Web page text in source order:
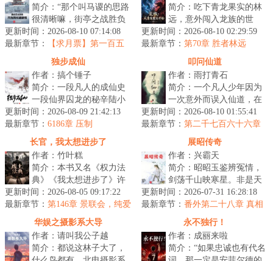
简介：“那个叫马谡的思路
很清晰嘛，街亭之战胜负
手就在山上！连山都不敢
占的，都是庸才，根本不
足为虑！...
更新时间：2026-08-10 07:14:08
最新章节：
【求月票】第一百五
十六章 地榜开启！
简介：吃下青龙果实的林
远，意外闯入龙族的世
界。在这里，龙是代表着
权与力的巅峰，是带来绝
望与毁灭的宿...
更新时间：2026-08-10 02:29:59
最新章节： 第70章 胜者林远
独步成仙
作者：搞个锤子
简介：一段凡人的成仙史
一段仙界囚龙的秘辛陆小
天最初的追求不过是踏上
永生的仙道，但披荆斩棘
得偿所愿之...
更新时间：2026-08-09 21:42:13
最新章节： 6186章 压制
叩问仙道
作者：雨打青石
简介：一个凡人少年因为
一次意外而误入仙道，在
求仙路上挣扎前行。仙路
难于登天，面对重重险
阻，他的求道...
更新时间：2026-08-10 01:55:41
最新章节： 第二千七百六十六章
长官，我太想进步了
作者：竹叶糕
简介：本书又名《权力法
典》《我太想进步了》许
景川穿越到大灾变后秩序
重建之初的蓝星，这里工
业体系崩塌...
更新时间：2026-08-05 09:17:22
最新章节： 第146章 景联会，纯爱
战士倒下了（求月票）
展昭传奇
作者：兴霸天
简介：昭昭玉鉴辨冤情，
剑荡千山映寒星。非是天
公偏俊秀，人间必要此光
明。一本陆小凤传奇式的
侠探故事。...
更新时间：2026-07-31 16:28:18
最新章节： 番外第二十八章 真相
与结局（中）
华娱之摄影系大导
作者：请叫我公子越
简介：都说这林子大了，
永不独行！
作者：成丽来啦
简介：“如果忠诚也有代名